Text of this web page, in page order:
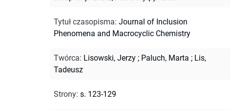
Tytuł czasopisma: Journal of Inclusion
Phenomena and Macrocyclic Chemistry
Twórca: Lisowski, Jerzy ; Paluch, Marta ; Lis,
Tadeusz
Strony: s. 123-129